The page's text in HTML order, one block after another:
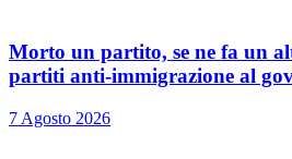
Morto un partito, se ne fa un
partiti anti-immigrazione al
7 Agosto 2026